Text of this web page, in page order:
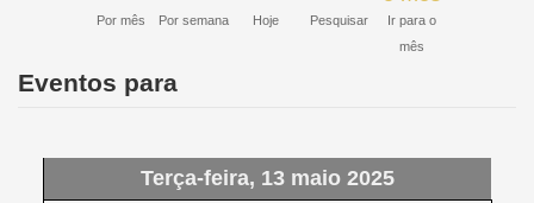
Por mês Por semana Hoje Pesquisar
Ir para o
mês
Eventos para
Terça-feira, 13 maio 2025